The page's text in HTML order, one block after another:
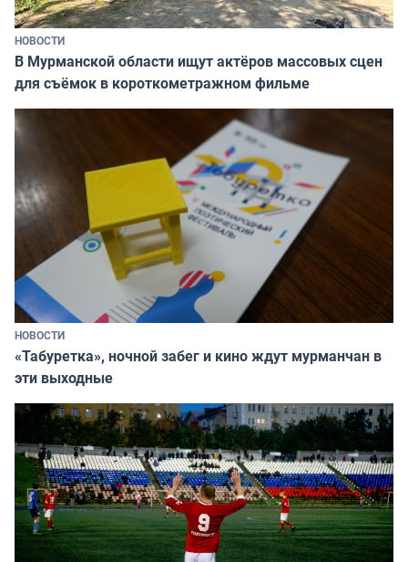
НОВОСТИ
В Мурманской области ищут актёров массовых сцен
для съёмок в короткометражном фильме
НОВОСТИ
«Табуретка», ночной забег и кино ждут мурманчан в
эти выходные